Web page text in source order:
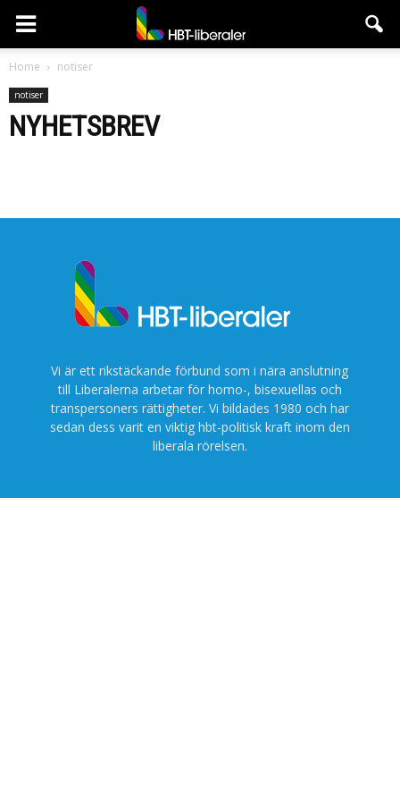
HBT-
liberaler
Home notiser
notiser
NYHETSBREV
Vi är ett rikstäckande förbund som i nära anslutning
till Liberalerna arbetar för homo-, bisexuellas och
transpersoners rättigheter. Vi bildades 1980 och har
sedan dess varit en viktig hbt-politisk kraft inom den
liberala rörelsen.